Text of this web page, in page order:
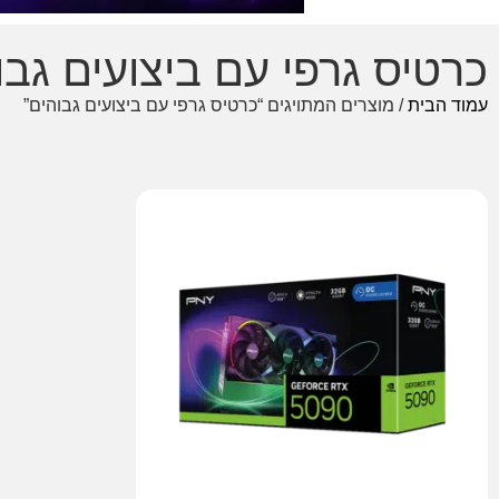
כרטיס גרפי עם ביצועים
עמוד הבית/ מוצרים המתויגים “כרטיס גרפי עם ביצועים גבוהים”